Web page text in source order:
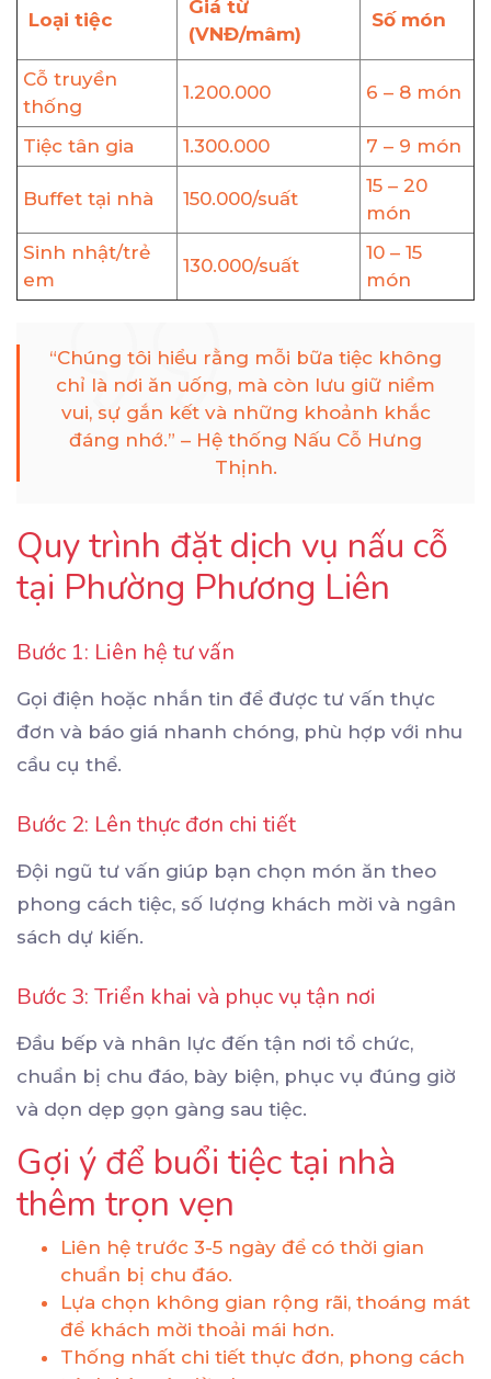
Loại tiệc
Giá từ
(VNĐ/mâm)
Số món
Cỗ truyền
thống
1.200.000 6 – 8 món
Tiệc tân gia 1.300.000 7 – 9 món
Buffet tại nhà 150.000/suất
15 – 20
món
Sinh nhật/trẻ
em
130.000/suất
10 – 15
món
“Chúng tôi hiểu rằng mỗi bữa tiệc không
chỉ là nơi ăn uống, mà còn lưu giữ niềm
vui, sự gắn kết và những khoảnh khắc
đáng nhớ.” – Hệ thống Nấu Cỗ Hưng
Thịnh.
Quy trình đặt dịch vụ nấu cỗ
tại Phường Phương Liên
Bước 1: Liên hệ tư vấn
Gọi điện hoặc nhắn tin để được tư vấn thực
đơn và báo giá nhanh chóng, phù hợp với nhu
cầu cụ thể.
Bước 2: Lên thực đơn chi tiết
Đội ngũ tư vấn giúp bạn chọn món ăn theo
phong cách tiệc, số lượng khách mời và ngân
sách dự kiến.
Bước 3: Triển khai và phục vụ tận nơi
Đầu bếp và nhân lực đến tận nơi tổ chức,
chuẩn bị chu đáo, bày biện, phục vụ đúng giờ
và dọn dẹp gọn gàng sau tiệc.
Gợi ý để buổi tiệc tại nhà
thêm trọn vẹn
Liên hệ trước 3-5 ngày để có thời gian
chuẩn bị chu đáo.
Lựa chọn không gian rộng rãi, thoáng mát
để khách mời thoải mái hơn.
Thống nhất chi tiết thực đơn, phong cách